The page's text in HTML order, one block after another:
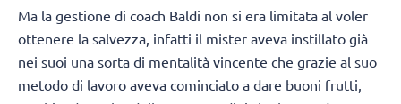
Ma la gestione di coach Baldi non si era limitata al voler
ottenere la salvezza, infatti il mister aveva instillato già
nei suoi una sorta di mentalità vincente che grazie al suo
metodo di lavoro aveva cominciato a dare buoni frutti,